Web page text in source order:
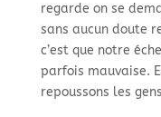
regarde on se
sans aucun doute
c’est que notre
parfois mauvaise.
repoussons les